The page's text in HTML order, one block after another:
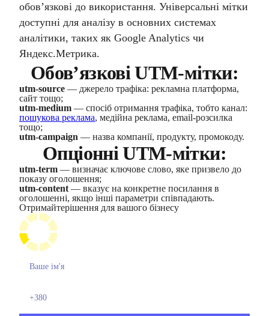
обов’язкові до використання. Універсальні мітки
доступні для аналізу в основних системах
аналітики, таких як Google Analytics чи
Яндекс.Метрика.
Обов’язкові UTM-мітки:
utm-source — джерело трафіка: рекламна платформа,
сайт тощо;
utm-medium — спосіб отримання трафіка, тобто канал:
пошукова реклама, медійна реклама, email-розсилка
тощо;
utm-campaign — назва компанії, продукту, промокоду.
Опціонні UTM-мітки:
utm-term — визначає ключове слово, яке призвело до
показу оголошення;
utm-content — вказує на конкретне посилання в
оголошенні, якщо інші параметри співпадають.
Отримайтерішення для вашого бізнесу